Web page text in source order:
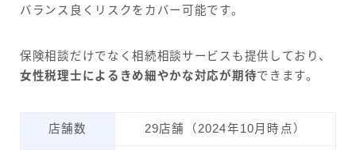
バランス良くリスクをカバー可能です。
保険相談だけでなく相続相談サービスも提供しており、
女性税理士によるきめ細やかな対応が期待できます。
店舗数 29店舗（2024年10月時点）